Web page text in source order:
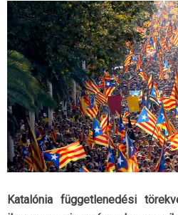
Katalónia függetlenedési